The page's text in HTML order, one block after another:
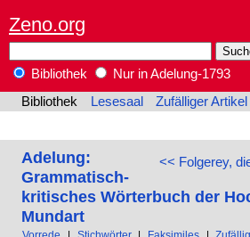
Zeno.org
Bibliothek
Nur in Adelung-1793
Bibliothek
Lesesaal Zufälliger Artikel
<< Folgerey,
Adelung:
Grammatisch-
kritisches Wörterbuch der
Mundart